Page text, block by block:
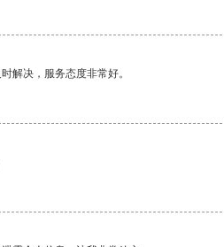
解决，服务态度非常好。